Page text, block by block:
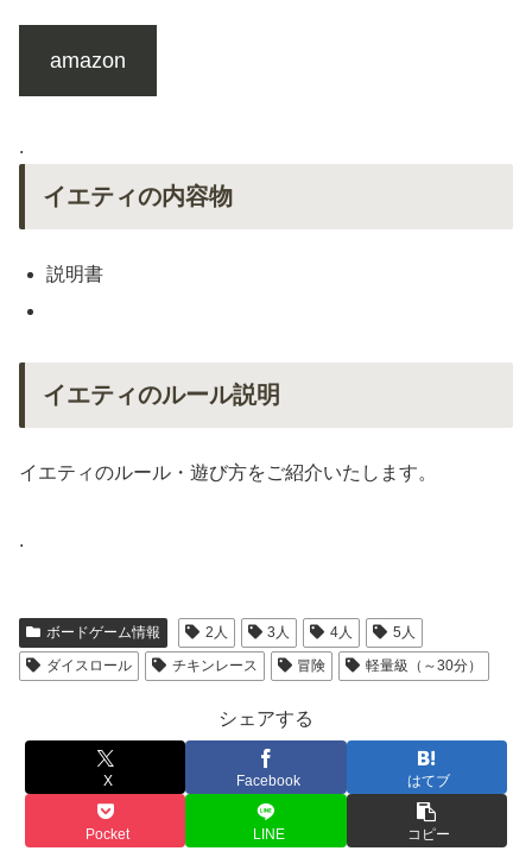
amazon
.
イエティの内容物
説明書
イエティのルール説明
イエティのルール・遊び方をご紹介いたします。
.
ボードゲーム情報 2人 3人 4人
5人
ダイスロール
チキンレース 冒険 軽量級（～30分）
シェアする
X Facebook はてブ
Pocket LINE コピー